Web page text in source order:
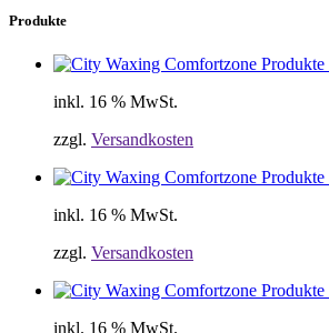
Produkte
inkl. 16 % MwSt.
zzgl. Versandkosten
inkl. 16 % MwSt.
zzgl. Versandkosten
inkl. 16 % MwSt.